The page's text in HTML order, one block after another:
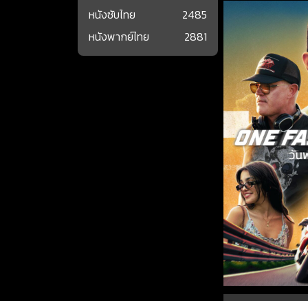
หนังซับไทย
2485
หนังพากย์ไทย
2881